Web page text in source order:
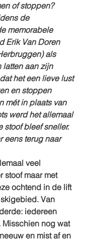
of stoppen?
de
memorabele
Erik Van Doren
als
latten aan zijn
het een lieve lust
en stoppen
mét in plaats van
werd het allemaal
stoof bleef sneller.
eens terug naar
veel
stoof maar met
ochtend in de lift
Van
iedereen
nog wat
en mist af en